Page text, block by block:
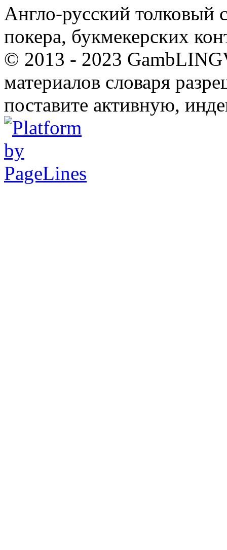
Англо-русский толковый
покера, букмекерских
© 2013 - 2023
материалов словаря
поставите активную,